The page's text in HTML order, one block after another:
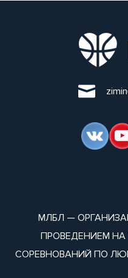
МЛБЛ —
ПРОВЕДЕНИЕМ
СОРЕВНОВАНИЙ ПО